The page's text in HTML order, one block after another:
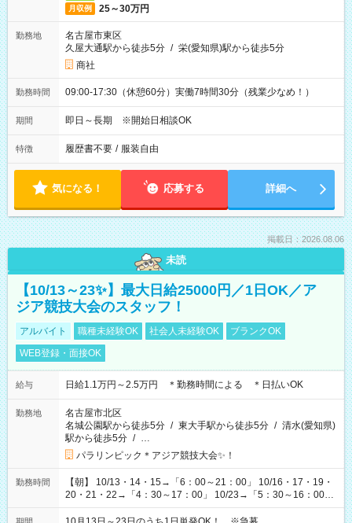
月収例 25～30万円
勤務地
名古屋市東区
久屋大通駅から徒歩5分 / 栄(愛知県)駅から徒歩5分
商社
勤務時間 09:00-17:30（休憩60分）実働7時間30分（残業少なめ！）
期間 即日～長期 ※開始日相談OK
特徴 履歴書不要 / 服装自由
気になる！ 応募する 詳細へ
掲載日：2026.08.06
未読
【10/13～23✨】最大日給25000円／1日OK／ア
ジア競技大会のスタッフ！
アルバイト 職種未経験OK 社会人未経験OK
ブランクOK
WEB登録・面接OK
給与 日給1.1万円～2.5万円 ＊勤務時間による ＊日払いOK
勤務地
名古屋市北区
名城公園駅から徒歩5分 / 東大手駅から徒歩5分 / 清水(愛知県)
駅から徒歩5分 / …
パラリンピック＊アジア競技大会✨！
勤務時間
【朝】 10/13・14・15→「6：00～21：00」 10/16・17・19・
20・21・22→「4：30～17：00」 10/23→「5：30～16：00」
【夕方】 10/16・17・19～21→「17：00～26：00」
10/22→「17：00～24：30」 10/23→「16：00～23：00」 ＊